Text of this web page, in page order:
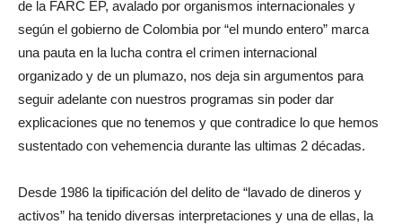
de la FARC EP, avalado por organismos internacionales y
según el gobierno de Colombia por “el mundo entero” marca
una pauta en la lucha contra el crimen internacional
organizado y de un plumazo, nos deja sin argumentos para
seguir adelante con nuestros programas sin poder dar
explicaciones que no tenemos y que contradice lo que hemos
sustentado con vehemencia durante las ultimas 2 décadas.
Desde 1986 la tipificación del delito de “lavado de dineros y
activos” ha tenido diversas interpretaciones y una de ellas, la